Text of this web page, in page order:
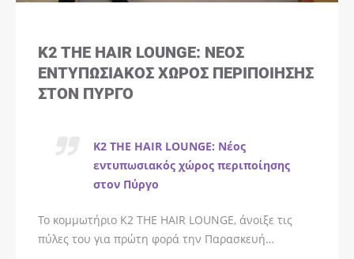
K2 THE HAIR LOUNGE: ΝΈΟΣ
ΕΝΤΥΠΩΣΙΑΚΌΣ ΧΏΡΟΣ ΠΕΡΙΠΟΊΗΣΗΣ
ΣΤΟΝ ΠΎΡΓΟ
K2 THE HAIR LOUNGE: Νέος
εντυπωσιακός χώρος περιποίησης
στον Πύργο
Το κομμωτήριο K2 THE HAIR LOUNGE, άνοιξε τις
πύλες του για πρώτη φορά την Παρασκευή…